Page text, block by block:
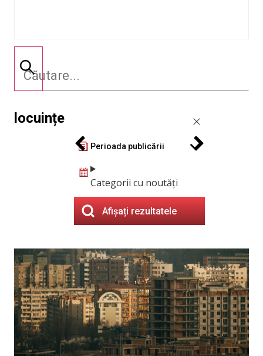
locuințe
Perioada publicării
Categorii cu noutăți
Afișați rezultatele